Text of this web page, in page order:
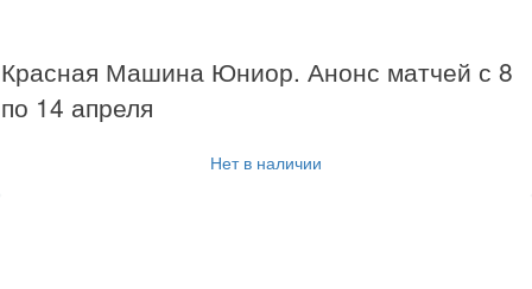
Красная Машина Юниор. Анонс матчей с 8
по 14 апреля
Нет в наличии